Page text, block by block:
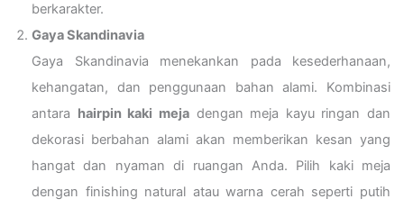
berkarakter.
Gaya Skandinavia
Gaya Skandinavia menekankan pada kesederhanaan,
kehangatan, dan penggunaan bahan alami. Kombinasi
antara hairpin kaki mejadengan meja kayu ringan dan
dekorasi berbahan alami akan memberikan kesan yang
hangat dan nyaman di ruangan Anda. Pilih kaki meja
dengan finishing natural atau warna cerah seperti putih